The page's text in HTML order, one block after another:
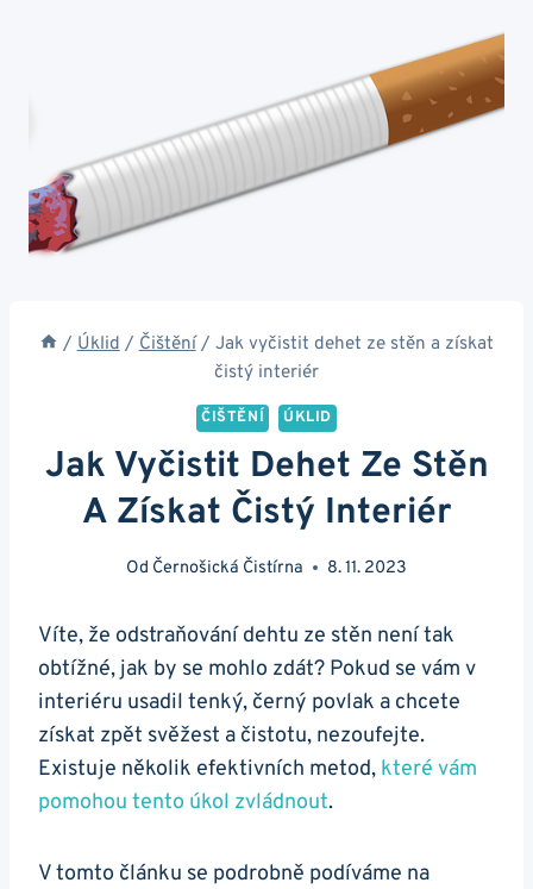
/ Úklid / Čištění / Jak vyčistit dehet ze stěn a získat
čistý interiér
ČIŠTĚNÍ ÚKLID
Jak Vyčistit Dehet Ze Stěn
A Získat Čistý Interiér
Od Černošická Čistírna 8. 11. 2023
Víte, že odstraňování dehtu⁣ ze stěn‍ není tak⁢
obtížné, jak⁣ by se mohlo⁤ zdát? Pokud se vám v
interiéru usadil tenký, černý povlak a chcete
získat ⁣zpět​ svěžest a čistotu, nezoufejte.
Existuje ‍několik efektivních metod, které vám‌
pomohou‌ tento⁤ úkol zvládnout. ⁢
V tomto⁣ článku​ se podrobně podíváme na